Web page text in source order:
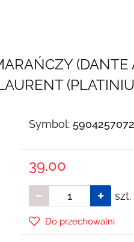
Symbol:
39.00
szt.
Do przechowalni